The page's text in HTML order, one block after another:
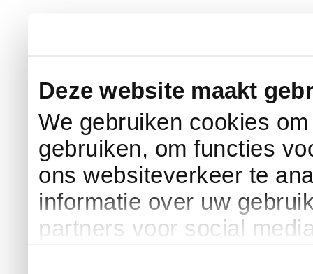
Deze website maakt
We gebruiken cookies
gebruiken, om functies
ons websiteverkeer te
informatie over uw
partners voor social